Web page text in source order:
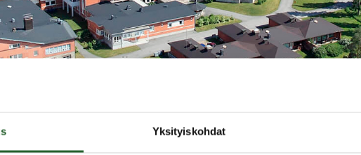
Yksityiskohdat
/Sisäinen valvonta ja riskien hallinta